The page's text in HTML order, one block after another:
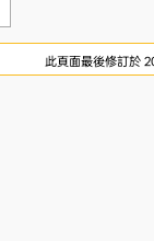
此頁面最後修訂於